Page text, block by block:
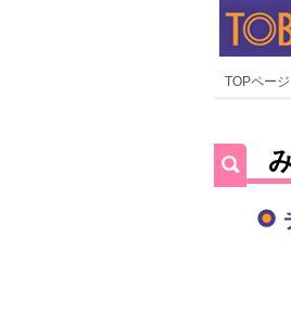
TOPページ